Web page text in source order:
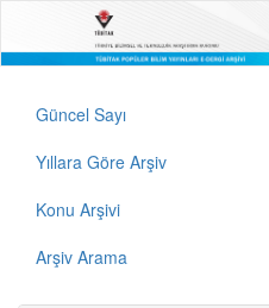
Güncel Sayı
Yıllara Göre Arşiv
Konu Arşivi
Arşiv Arama